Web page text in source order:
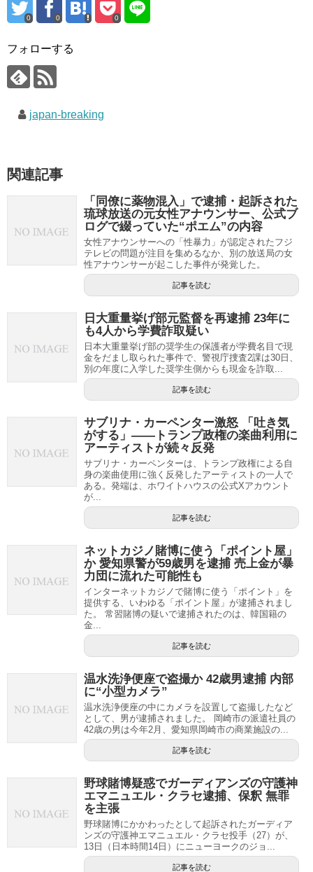
0 0 0
フォローする
japan-breaking
関連記事
「同僚に薬物混入」で逮捕・起訴された
琉球放送の元女性アナウンサー、公式ブ
ログで綴っていた“ポエム”の内容
女性アナウンサーへの「性暴力」が認定されたフジ
テレビの問題が注目を集めるなか、別の放送局の女
性アナウンサーが起こした事件が発覚した。
記事を読む
日大重量挙げ部元監督を再逮捕 23年に
も4人から学費詐取疑い
日本大重量挙げ部の奨学生の保護者が学費名目で現
金をだまし取られた事件で、警視庁捜査2課は30日、
別の年度に入学した奨学生側からも現金を詐取...
記事を読む
サブリナ・カーペンター激怒 「吐き気
がする」――トランプ政権の楽曲利用に
アーティストが続々反発
サブリナ・カーペンターは、トランプ政権による自
身の楽曲使用に強く反発したアーティストの一人で
ある。発端は、ホワイトハウスの公式Xアカウント
が...
記事を読む
ネットカジノ賭博に使う「ポイント屋」
か 愛知県警が59歳男を逮捕 売上金が暴
力団に流れた可能性も
インターネットカジノで賭博に使う「ポイント」を
提供する、いわゆる「ポイント屋」が逮捕されまし
た。 常習賭博の疑いで逮捕されたのは、韓国籍の
金...
記事を読む
温水洗浄便座で盗撮か 42歳男逮捕 内部
に“小型カメラ”
温水洗浄便座の中にカメラを設置して盗撮したなど
として、男が逮捕されました。 岡崎市の派遣社員の
42歳の男は今年2月、愛知県岡崎市の商業施設の...
記事を読む
野球賭博疑惑でガーディアンズの守護神
エマニュエル・クラセ逮捕、保釈 無罪
を主張
野球賭博にかかわったとして起訴されたガーディア
ンズの守護神エマニュエル・クラセ投手（27）が、
13日（日本時間14日）にニューヨークのジョ...
記事を読む